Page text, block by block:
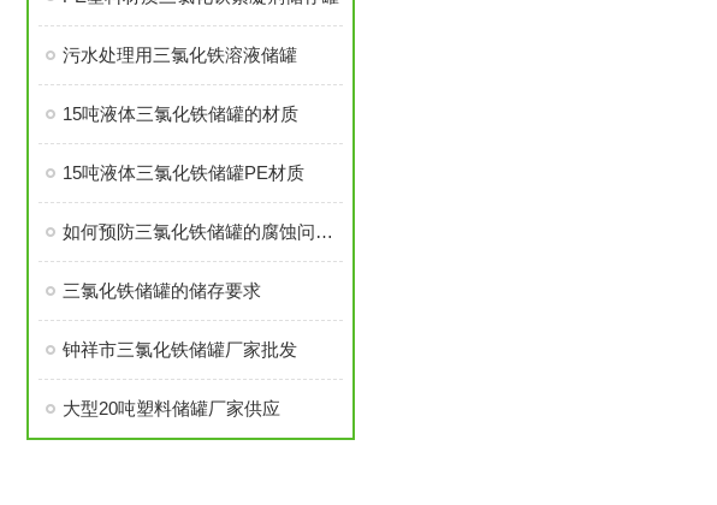
污水处理用三氯化铁溶液储罐
15吨液体三氯化铁储罐的材质
15吨液体三氯化铁储罐PE材质
如何预防三氯化铁储罐的腐蚀问题？
三氯化铁储罐的储存要求
钟祥市三氯化铁储罐厂家批发
大型20吨塑料储罐厂家供应